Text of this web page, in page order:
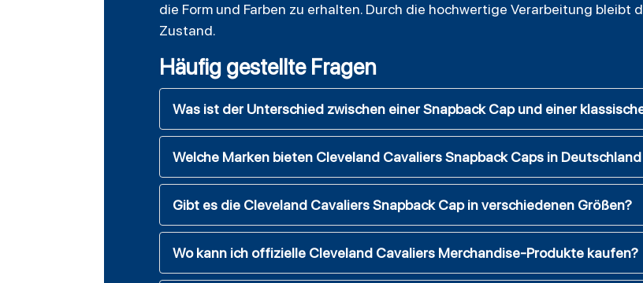
die Form und Farben zu erhalten. Durch die hochwertige Verarbeitung bleibt
Zustand.
Häufig gestellte Fragen
Was ist der Unterschied zwischen einer Snapback Cap und einer
Welche Marken bieten Cleveland Cavaliers Snapback Caps in
Gibt es die Cleveland Cavaliers Snapback Cap in verschiedenen Größen?
Wo kann ich offizielle Cleveland Cavaliers Merchandise-Produkte kaufen?